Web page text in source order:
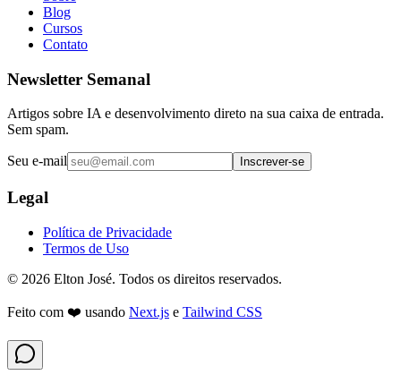
Blog
Cursos
Contato
Newsletter Semanal
Artigos sobre IA e desenvolvimento direto na sua caixa de entrada.
Sem spam.
Seu e-mail Inscrever-se
Legal
Política de Privacidade
Termos de Uso
© 2026 Elton José. Todos os direitos reservados.
Feito com ❤️ usando Next.js e Tailwind CSS